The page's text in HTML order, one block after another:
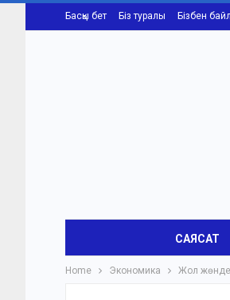
Басқы бет Біз туралы Бізбен
САЯСАТ
Home Экономика Жол